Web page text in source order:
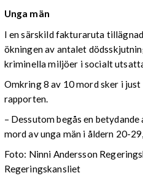
Unga män
I en särskild fakturaruta
ökningen av antalet
kriminella miljöer i socialt
Omkring 8 av 10 mord sker i
rapporten.
– Dessutom begås en
mord av unga män i åldern 20-
Foto: Ninni Andersson
Regeringskansliet